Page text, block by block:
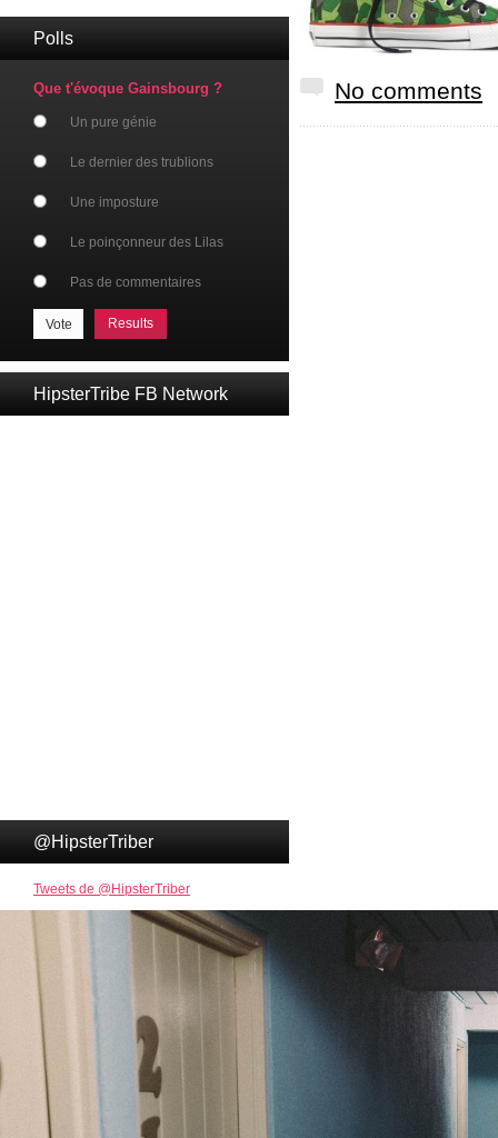
Polls
Que t'évoque Gainsbourg ?
Un pure génie
Le dernier des trublions
Une imposture
Le poinçonneur des Lilas
Pas de commentaires
Results
HipsterTribe FB Network
@HipsterTriber
Tweets de @HipsterTriber
No comments